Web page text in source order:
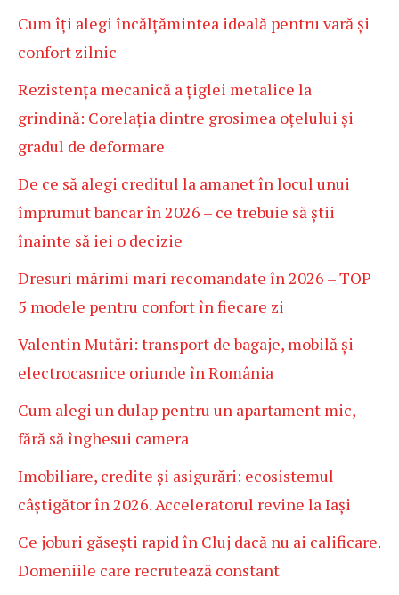
Cum îți alegi încălțămintea ideală pentru vară și
confort zilnic
Rezistența mecanică a țiglei metalice la
grindină: Corelația dintre grosimea oțelului și
gradul de deformare
De ce să alegi creditul la amanet în locul unui
împrumut bancar în 2026 – ce trebuie să știi
înainte să iei o decizie
Dresuri mărimi mari recomandate în 2026 – TOP
5 modele pentru confort în fiecare zi
Valentin Mutări: transport de bagaje, mobilă și
electrocasnice oriunde în România
Cum alegi un dulap pentru un apartament mic,
fără să înghesui camera
Imobiliare, credite și asigurări: ecosistemul
câștigător în 2026. Acceleratorul revine la Iași
Ce joburi găsești rapid în Cluj dacă nu ai calificare.
Domeniile care recrutează constant